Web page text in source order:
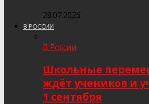
28.07.2026
В РОССИИ
В России
Школьные
ждёт учеников и
1 сентября